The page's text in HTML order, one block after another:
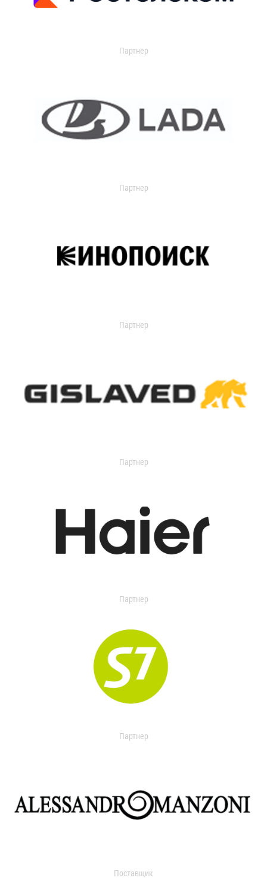
Партнер
Партнер
Партнер
Партнер
Партнер
Партнер
Поставщик